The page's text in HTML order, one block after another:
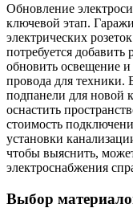
Обновление
ключевой этап.
электрических
потребуется добавить
обновить освещение
провода для техники.
подпанели для новой
оснастить
стоимость
установки
чтобы выяснить,
электроснабжения
Выбор